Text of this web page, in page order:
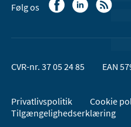
Følg os
CVR-nr. 37 05 24 85 EAN
Privatlivspolitik
Cookie
Tilgængelighedserklæring